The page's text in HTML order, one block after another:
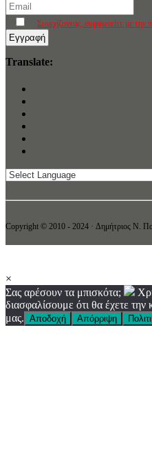
Συνεχίζοντας, συμφωνείτε με την
Translate:
Copyright © 2010 - 2024 · Δημήτριος N.
×
Σας αρέσουν τα μπισκότα;
διασφαλίσουμε ότι θα έχετε την
μας. Αποδοχή Απόρριψη